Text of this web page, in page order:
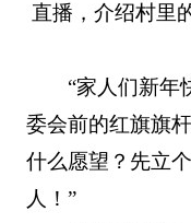
直播，介绍村里
“家人们新年
委会前的红旗旗
什么愿望？先立
人！”